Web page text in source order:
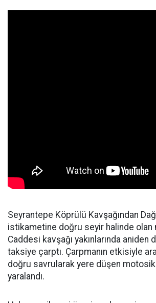
Seyrantepe Köprülü Kavşağından
istikametine doğru seyir halinde olan
Caddesi kavşağı yakınlarında aniden
taksiye çarptı. Çarpmanın etkisiyle
doğru savrularak yere düşen
yaralandı.